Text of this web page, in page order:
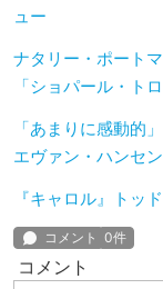
ュー
ナタリー・ポート
「ショパール・ト
「あまりに感動的
エヴァン・ハンセ
『キャロル』トッ